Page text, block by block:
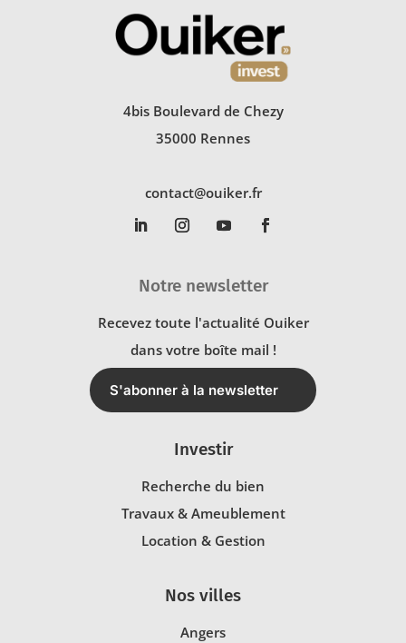
4bis Boulevard de Chezy
35000 Rennes
contact@ouiker.fr
Notre newsletter
Recevez toute l'actualité Ouiker
dans votre boîte mail !
S'abonner à la newsletter
Investir
Recherche du bien
Travaux & Ameublement
Location & Gestion
Nos villes
Angers